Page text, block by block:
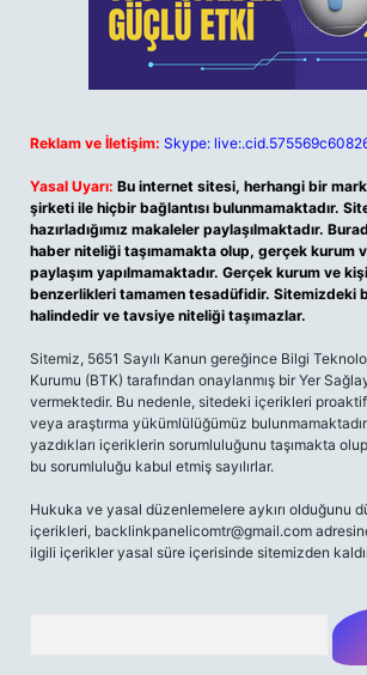
Reklam ve İletişim: Skype:
Yasal Uyarı: Bu internet sitesi, herhangi bir
şirketi ile hiçbir bağlantısı bulunmamaktadır.
hazırladığımız makaleler paylaşılmaktadır.
haber niteliği taşımamakta olup, gerçek kurum
paylaşım yapılmamaktadır. Gerçek kurum ve
benzerlikleri tamamen tesadüfidir. Sitemizdeki
halindedir ve tavsiye niteliği taşımazlar.
Sitemiz, 5651 Sayılı Kanun gereğince Bilgi
Kurumu (BTK) tarafından onaylanmış bir Yer
vermektedir. Bu nedenle, sitedeki içerikleri
veya araştırma yükümlülüğümüz
yazdıkları içeriklerin sorumluluğunu taşımakta
bu sorumluluğu kabul etmiş sayılırlar.
Hukuka ve yasal düzenlemelere aykırı olduğunu
içerikleri, backlinkpanelicomtr@gmail.com
ilgili içerikler yasal süre içerisinde sitemizden